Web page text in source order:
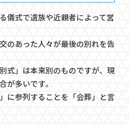
儀式で遺族や近親者によって営
のあった人々が最後の別れを告
式」は本来別のものですが、現
が多いです。
に参列することを「会葬」と言